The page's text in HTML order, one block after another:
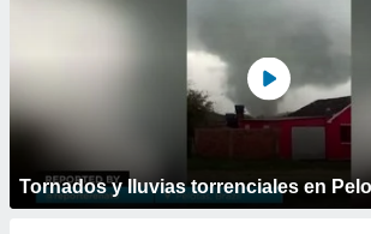
Tornados y lluvias torrenciales en